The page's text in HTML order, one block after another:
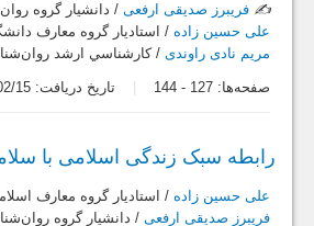
✍️ فریبرز صدیقی ارفعی / دانشيار گروه
علی حسین زاده / استادیار گروه معارف
مریم نادی راوندی / کارشناسي ارشد
صفحه‌ها: 127
- تاریخ دریافت: 1393/02/15
رابطه سبک زندگی اسلامی با
علی حسین زاده / استاديار گروه معارف
فریبرز صدیقی ارفعی / دانشيار گروه